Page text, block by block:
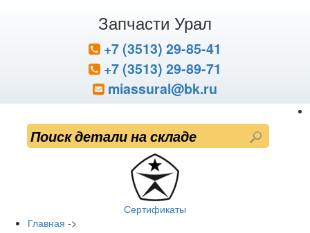
Запчасти Урал
+7 (3513) 29-85-41
+7 (3513) 29-89-71
miassural@bk.ru
Сертификаты
Главная ->